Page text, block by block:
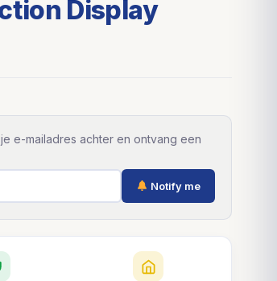
Display
e-mailadres achter en ontvang een
Notify me